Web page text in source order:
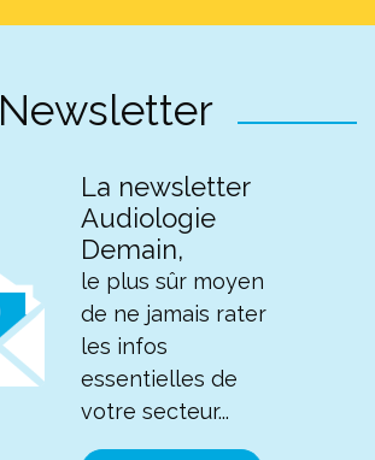
Newsletter
La newsletter
Audiologie
Demain,
le plus sûr moyen
de ne jamais rater
les infos
essentielles de
votre secteur...